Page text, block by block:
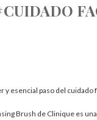
esencial paso del cuidado
Brush de Clinique es